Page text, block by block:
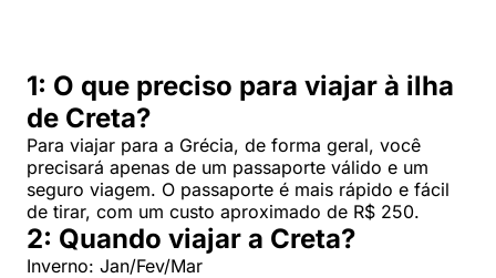
1: O que preciso para viajar à ilha
de Creta?
Para viajar para a Grécia, de forma geral, você
precisará apenas de um passaporte válido e um
seguro viagem. O passaporte é mais rápido e fácil
de tirar, com um custo aproximado de R$ 250.
2: Quando viajar a Creta?
Inverno: Jan/Fev/Mar